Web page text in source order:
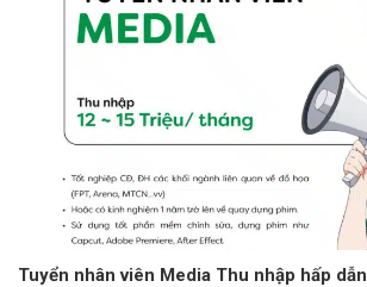
Tuyển nhân viên Media Thu nhập hấp dẫn